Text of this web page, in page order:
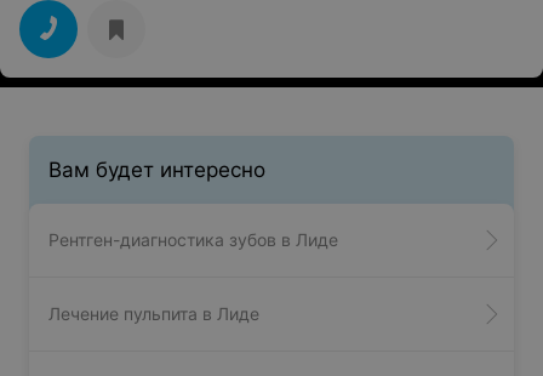
Вам будет интересно
Рентген-диагностика зубов в Лиде
Лечение пульпита в Лиде